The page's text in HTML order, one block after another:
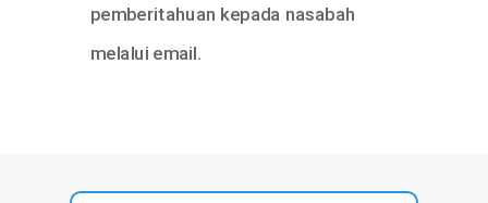
pemberitahuan kepada nasabah
melalui email.